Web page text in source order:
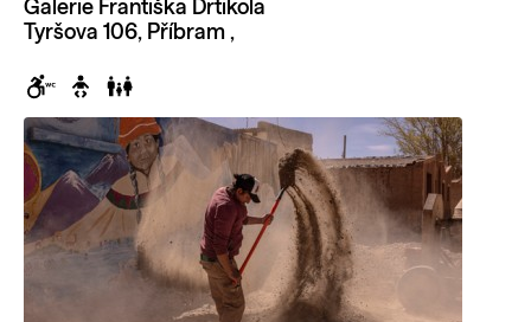
Galerie Františka Drtikola
Tyršova 106, Příbram ,